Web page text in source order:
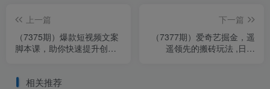
上一篇
（7375期）爆款短视频文案
脚本课，助你快速提升创作
下一篇
（7377期）爱奇艺掘金，遥
遥领先的搬砖玩法 ,日入
相关推荐